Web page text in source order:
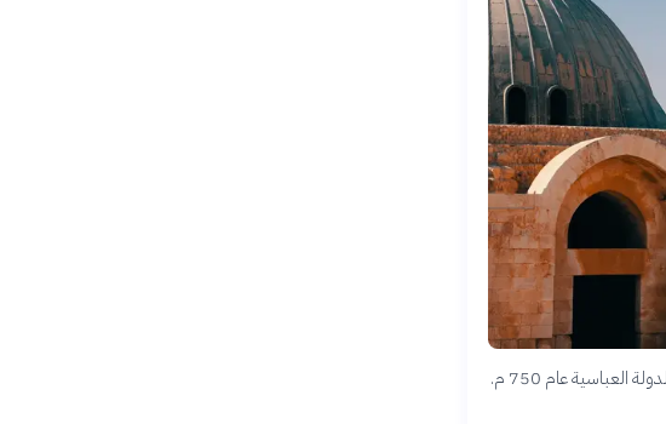
الثورة العباسية هي حركة سياسية وعسكرية أدت إلى سقوط الدولة الأموية وقيام الدولة العباسية عام 750 م.